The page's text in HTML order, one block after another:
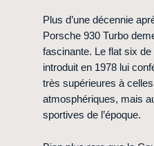
Plus d’une décennie
Porsche 930 Turbo
fascinante. Le flat six
introduit en 1978 lui
très supérieures à
atmosphériques, mais
sportives de l’époque.